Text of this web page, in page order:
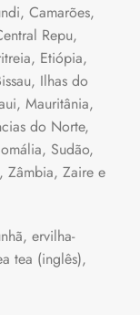
Camarões,
Repu,
Etiópia,
Ilhas do
Mauritânia,
do Norte,
Sudão,
Zâmbia, Zaire e
ervilha-
tea (inglês),